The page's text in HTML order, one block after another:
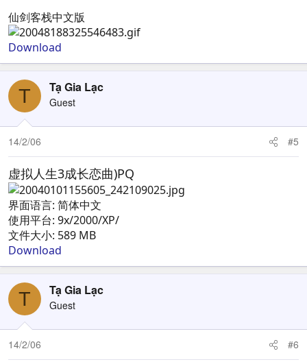
仙剑客栈中文版
Download
T Tạ Gia Lạc
Guest
14/2/06 #5
虚拟人生3成长恋曲)PQ
界面语言: 简体中文
使用平台: 9x/2000/XP/
文件大小: 589 MB
Download
T Tạ Gia Lạc
Guest
14/2/06 #6